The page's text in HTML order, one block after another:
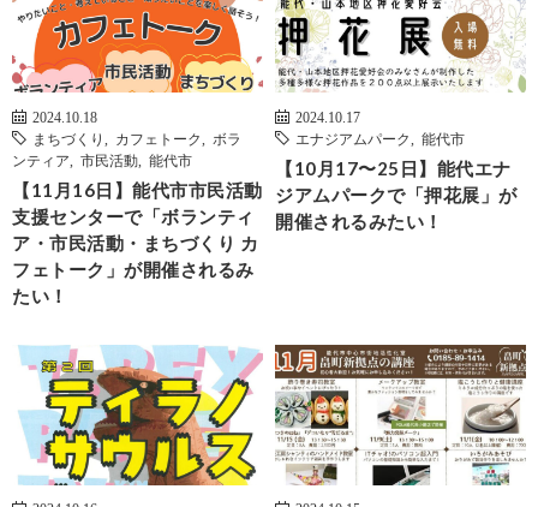
2024.10.18
まちづくり
カフェトーク
ボラ
ンティア
市民活動 能代市
【11月16日】能代市市民活動
支援センターで「ボランティ
ア・市民活動・まちづくり カ
フェトーク」が開催されるみ
たい！
2024.10.17
エナジアムパーク
能代市
【10月17〜25日】能代エナ
ジアムパークで「押花展」が
開催されるみたい！